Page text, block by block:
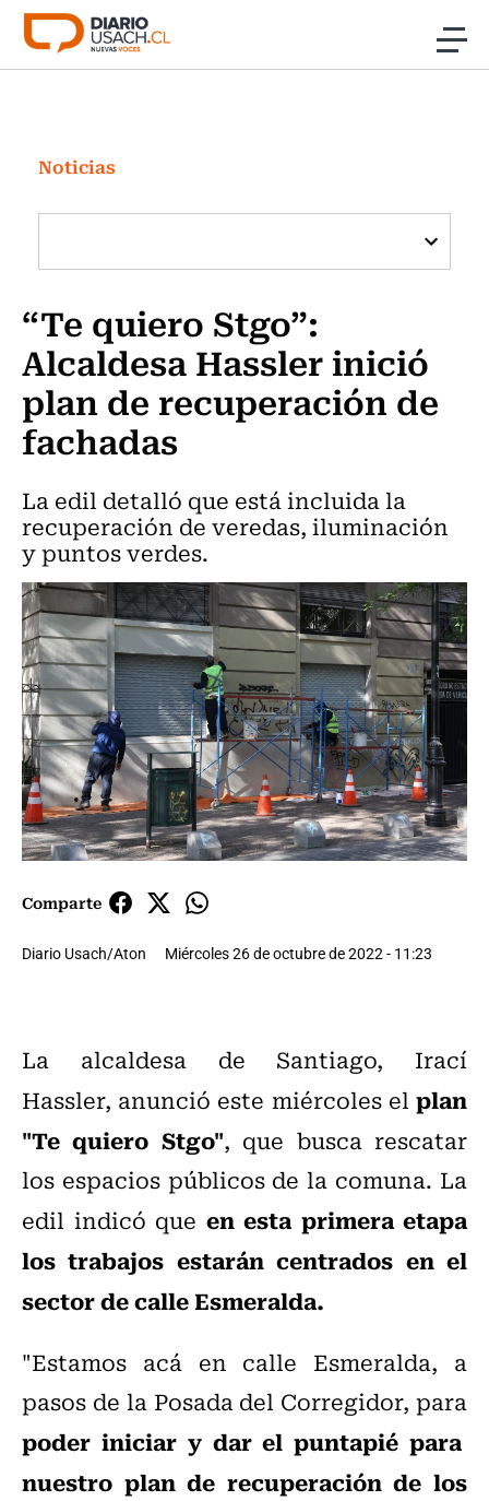
Click acá para ir directamente al contenido
Investigación
Cultura
Programas Radio y TV Usach
Noticias
“Te quiero Stgo”:
Alcaldesa Hassler inició
plan de recuperación de
fachadas
La edil detalló que está incluida la
recuperación de veredas, iluminación
y puntos verdes.
Comparte
Diario Usach/Aton Miércoles 26 de octubre de 2022 - 11:23
La alcaldesa de Santiago, Irací
Hassler, anunció este miércoles elplan
"Te quiero Stgo", que busca rescatar
los espacios públicos de la comuna. La
edil indicó que en esta primera etapa
los trabajos estarán centrados en el
sector de calle Esmeralda.
"Estamos acá en calle Esmeralda, a
pasos de la Posada del Corregidor, para
poder iniciar y dar el puntapié para
nuestro plan de recuperación de los